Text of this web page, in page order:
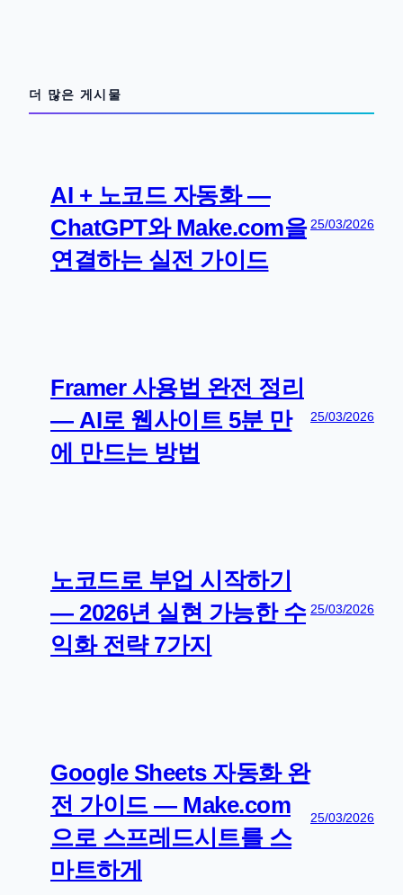
더 많은 게시물
AI + 노코드 자동화 —
ChatGPT와 Make.com을
연결하는 실전 가이드
25/03/2026
Framer 사용법 완전 정리
— AI로 웹사이트 5분 만
에 만드는 방법
25/03/2026
노코드로 부업 시작하기
— 2026년 실현 가능한 수
익화 전략 7가지
25/03/2026
Google Sheets 자동화 완
전 가이드 — Make.com
으로 스프레드시트를 스
마트하게
25/03/2026